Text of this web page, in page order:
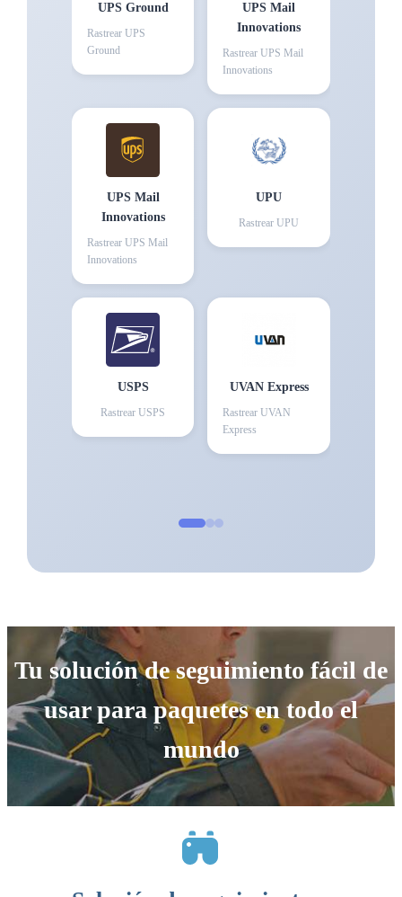
UPS Ground
Rastrear UPS
Ground
UPS Mail
Innovations
Rastrear UPS Mail
Innovations
UPS Mail
Innovations
Rastrear UPS Mail
Innovations
UPU
Rastrear UPU
USPS
Rastrear USPS
UVAN Express
Rastrear UVAN
Express
Tu solución de seguimiento fácil de
usar para paquetes en todo el
mundo